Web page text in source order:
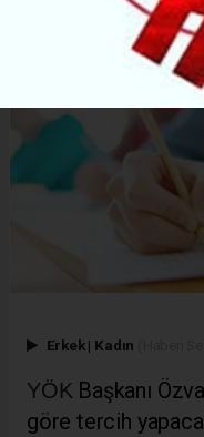
Erkek | Kadın
YÖK Başkanı
göre tercih